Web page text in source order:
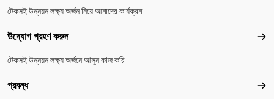
টেকসই উন্নয়ন লক্ষ্য অর্জন নিয়ে আমাদের কার্যক্রম
উদ্যোগ গ্রহণ করুন
টেকসই উন্নয়ন লক্ষ্য অর্জনে আসুন কাজ করি
প্রবন্ধ